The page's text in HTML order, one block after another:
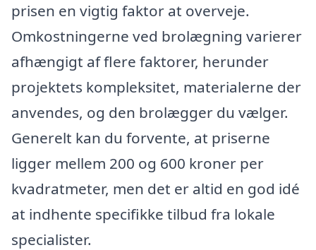
prisen en vigtig faktor at overveje.
Omkostningerne ved brolægning varierer
afhængigt af flere faktorer, herunder
projektets kompleksitet, materialerne der
anvendes, og den brolægger du vælger.
Generelt kan du forvente, at priserne
ligger mellem 200 og 600 kroner per
kvadratmeter, men det er altid en god idé
at indhente specifikke tilbud fra lokale
specialister.